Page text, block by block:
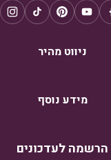
ניווט מהיר
מידע נוסף
הרשמה לעדכונים